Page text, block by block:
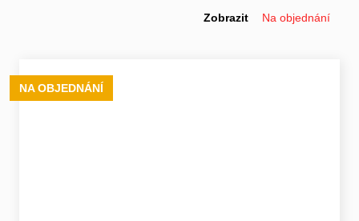
Zobrazit Na objednání
NA OBJEDNÁNÍ